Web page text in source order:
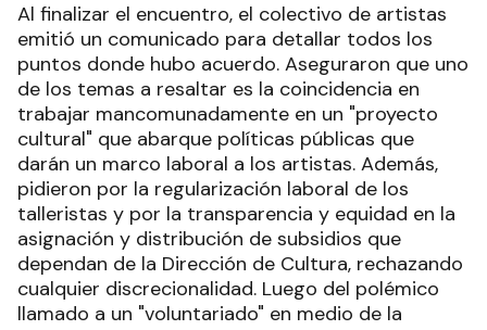
Al finalizar el encuentro, el colectivo de artistas
emitió un comunicado para detallar todos los
puntos donde hubo acuerdo. Aseguraron que uno
de los temas a resaltar es la coincidencia en
trabajar mancomunadamente en un "proyecto
cultural" que abarque políticas públicas que
darán un marco laboral a los artistas. Además,
pidieron por la regularización laboral de los
talleristas y por la transparencia y equidad en la
asignación y distribución de subsidios que
dependan de la Dirección de Cultura, rechazando
cualquier discrecionalidad. Luego del polémico
llamado a un "voluntariado" en medio de la